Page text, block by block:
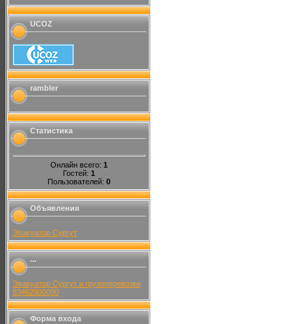
UCOZ
rambler
Статистика
Онлайн всего: 1
Гостей: 1
Пользователей: 0
Объявления
Эвакуатор Сургут
...
Эвакуатор Сургут и грузоперевозки
83462900090
Форма входа